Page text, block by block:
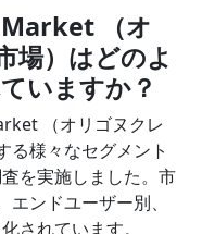
（オ
場）はどのよ
いますか？
（オリゴヌクレ
る様々なセグメント
を実施しました。市
ンドユーザー別、
されています。